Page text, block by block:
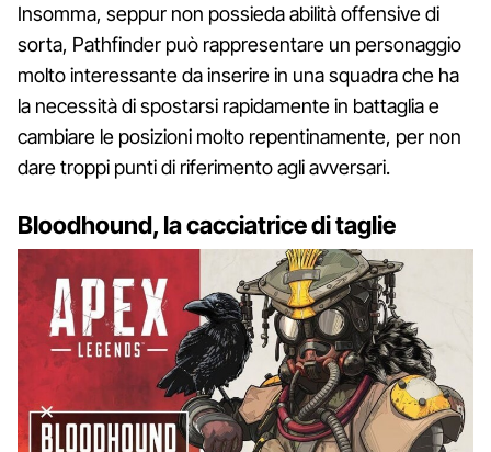
Insomma, seppur non possieda abilità offensive di
sorta, Pathfinder può rappresentare un personaggio
molto interessante da inserire in una squadra che ha
la necessità di spostarsi rapidamente in battaglia e
cambiare le posizioni molto repentinamente, per non
dare troppi punti di riferimento agli avversari.
Bloodhound, la cacciatrice di taglie